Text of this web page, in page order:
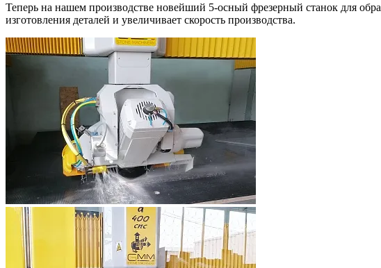
Теперь на нашем производстве новейший 5-осный фрезерный станок для
изготовления деталей и увеличивает скорость производства.